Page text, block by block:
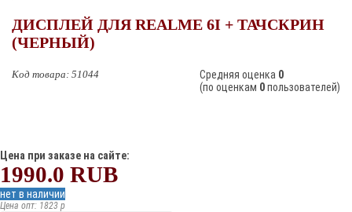
ДИСПЛЕЙ ДЛЯ REALME 6I + ТАЧСКРИН
(ЧЕРНЫЙ)
Kод товара: 51044 Cредняя оценка 0
(по оценкам 0пользователей)
Цена при заказе на сайте:
1990.0 RUB
нет в наличии
Цена опт: 1823 p